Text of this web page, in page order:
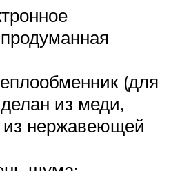
(для
из меди,
из нержавеющей